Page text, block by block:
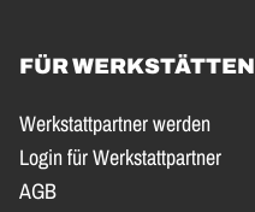
FÜR WERKSTÄTTEN
Werkstattpartner werden
Login für Werkstattpartner
AGB